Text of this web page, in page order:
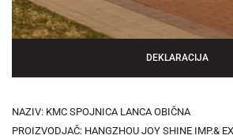
DEKLARACIJA
NAZIV: KMC SPOJNICA LANCA OBIČNA
PROIZVODJAČ: HANGZHOU JOY SHINE IMP.&